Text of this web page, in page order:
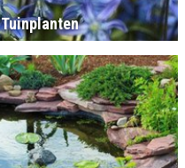
Tuinplanten